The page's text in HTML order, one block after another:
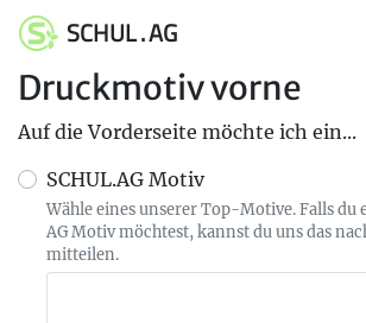
SCHUL . AG
Druckmotiv vorne
Auf die Vorderseite möchte ich ein...
SCHUL.AG Motiv
Wähle eines unserer Top-Motive. Falls du
AG Motiv möchtest, kannst du uns das
mitteilen.